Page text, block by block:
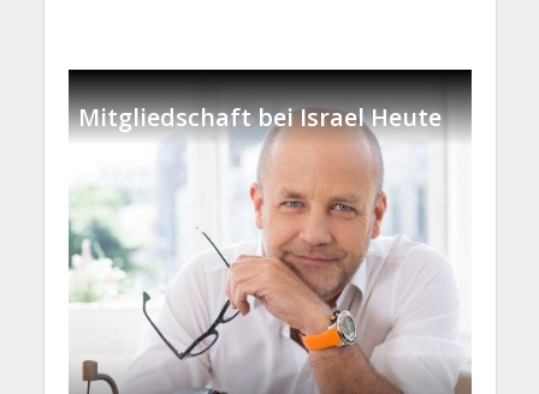
Mitgliedschaft bei Israel Heute